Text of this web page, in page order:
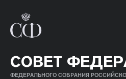
СОВЕТ
ФЕДЕРАЛЬНОГО СОБРАНИЯ